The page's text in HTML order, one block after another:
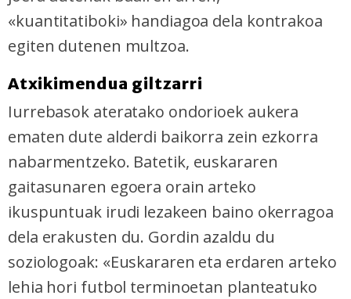
zerbitzuak hobetzeko asmoz, cookie teknologiaz
erabiltzeko baimen esplizitua ematen diguzu.
«kuantitatiboki» handiagoa dela kontrakoa
egiten dutenen multzoa.
Atxikimendua giltzarri
Iurrebasok ateratako ondorioek aukera
ematen dute alderdi baikorra zein ezkorra
nabarmentzeko. Batetik, euskararen
gaitasunaren egoera orain arteko
ikuspuntuak irudi lezakeen baino okerragoa
dela erakusten du. Gordin azaldu du
soziologoak: «Euskararen eta erdaren arteko
lehia hori futbol terminoetan planteatuko